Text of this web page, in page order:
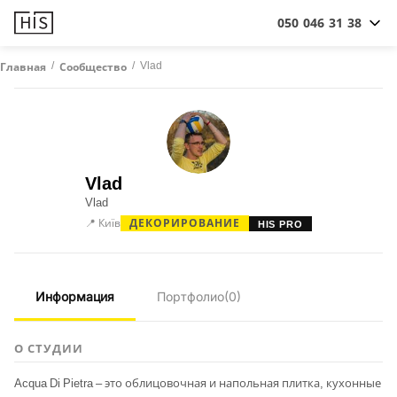
050 046 31 38
Главная / Сообщество / Vlad
Vlad
Vlad
📍 Київ ДЕКОРИРОВАНИЕ HIS PRO
Информация Портфолио(0)
О СТУДИИ
Acqua Di Pietra – это облицовочная и напольная плитка, кухонные